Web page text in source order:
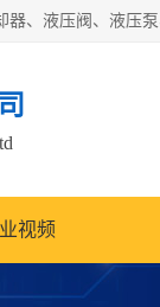
视频